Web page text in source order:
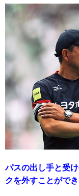
パスの出し手と受
クを外すことがで